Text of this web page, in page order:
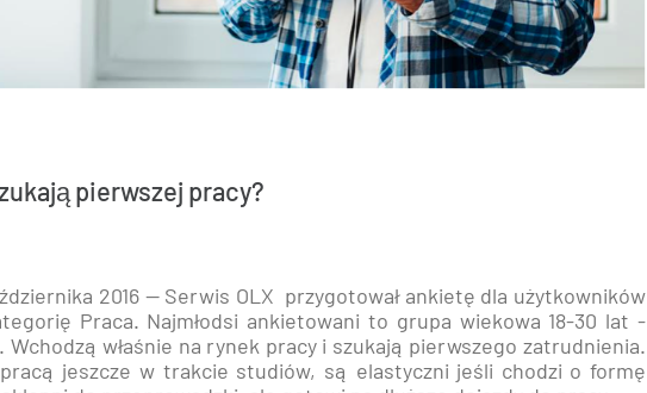
pierwszej pracy?
2016 — Serwis OLX przygotował ankietę dla użytkowników
Praca. Najmłodsi ankietowani to grupa wiekowa 18-30 lat -
Wchodzą właśnie na rynek pracy i szukają pierwszego zatrudnienia.
jeszcze w trakcie studiów, są elastyczni jeśli chodzi o formę